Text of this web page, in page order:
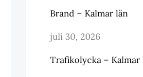
Brand – Kalmar län
juli 30, 2026
Trafikolycka – Kalmar